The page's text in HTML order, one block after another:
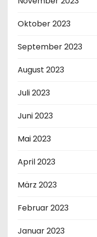
Oktober 2023
September 2023
August 2023
Juli 2023
Juni 2023
Mai 2023
April 2023
März 2023
Februar 2023
Januar 2023